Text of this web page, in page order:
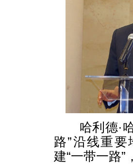
哈利德·哈
路”沿线重
建“一带一路